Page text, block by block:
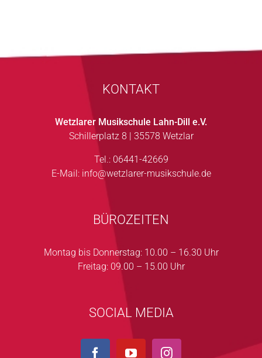
KONTAKT
Wetzlarer Musikschule Lahn-Dill e.V.
Schillerplatz 8 | 35578 Wetzlar
Tel.: 06441-42669
E-Mail: info@wetzlarer-musikschule.de
BÜROZEITEN
Montag bis Donnerstag: 10.00 – 16.30 Uhr
Freitag: 09.00 – 15.00 Uhr
SOCIAL MEDIA